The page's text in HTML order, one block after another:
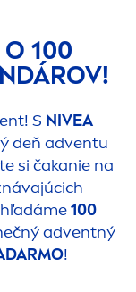
100
S NIVEA
deň adventu
si čakanie na
100
adventný
!